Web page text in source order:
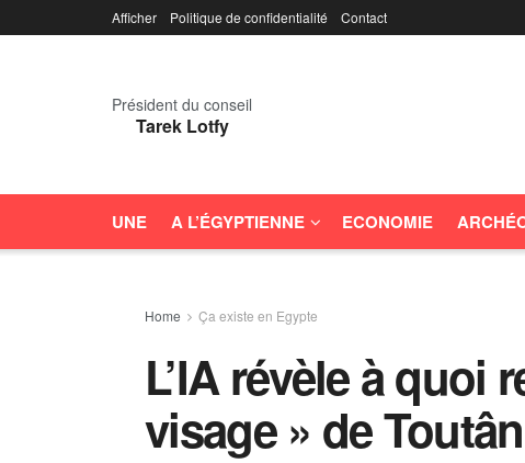
Afficher Politique de confidentialité Contact
Président du conseil
Tarek Lotfy
UNE A L’ÉGYPTIENNE ECONOMIE
Home Ça existe en Egypte
L’IA révèle à quoi
visage » de